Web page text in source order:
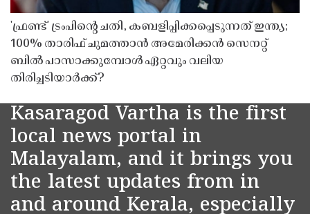
'ഫ്രണ്ട്' ട്രംപിന്റെ ചതി, കബളിപ്പിക്കപ്പെടുന്നത് ഇന്ത്യ;
100% താരിഫ് ചുമത്താൻ അമേരിക്കൻ സെനറ്റ്
ബിൽ പാസാക്കുമ്പോൾ ഏറ്റവും വലിയ
തിരിച്ചടിയാർക്ക്?
Kasaragod Vartha is the first
local news portal in
Malayalam, and it brings you
the latest updates from in
and around Kerala, especially